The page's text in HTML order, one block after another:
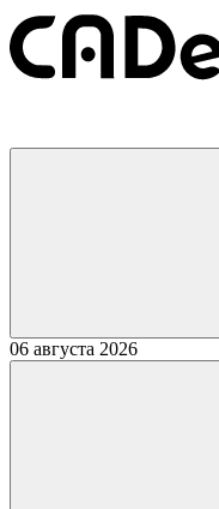
06 августа 2026